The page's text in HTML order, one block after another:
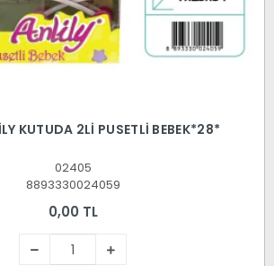
KUTUDA 2Lİ PUSETLİ BEBEK*28*
02405
8893330024059
0,00 TL